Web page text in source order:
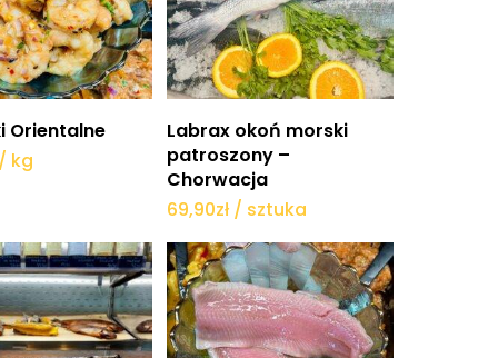
do koszyka
Orientalne
/ kg
Dodaj do koszyka
Labrax okoń morski
patroszony –
Chorwacja
69,90zł / sztuka